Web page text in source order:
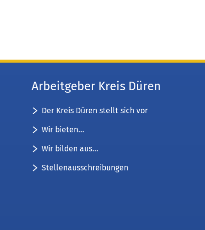
Arbeitgeber Kreis Düren
Der Kreis Düren stellt sich vor
Wir bieten...
Wir bilden aus...
Stellenausschreibungen